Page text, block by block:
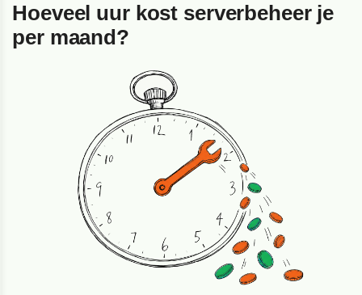
Hoeveel uur kost serverbeheer je
per maand?